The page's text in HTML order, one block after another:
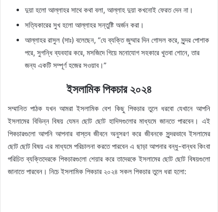
দুয়া হলো আল্লাহর সাথে কথা বলা, আল্লাহ দুয়া কখনোই ফেরত দেন না।
সত্যিকারের সুখ হলো আল্লাহর সন্তুষ্টি অর্জন করা।
আল্লাহর রাসুল (সাঃ) বলেছেন, “যে ব্যক্তি জুম্মার দিন গোসল করে, সুন্দর পোশাক
পরে, সুগন্ধি ব্যবহার করে, মসজিদে গিয়ে মনোযোগ সহকারে খুতবা শোনে, তার
জন্য একটি সম্পূর্ণ হজের সওয়াব।”
ইসলামিক পিকচার ২০২৪
সম্মানিত পাঠক যখন আমরা ইসলামিক বেশ কিছু পিকচার তুলে ধরবো যেখানে আপনি
ইসলামের বিভিন্ন বিষয় যেমন ছোট ছোট হাদিসগুলোর মাধ্যমে জানতে পারবেন। এই
পিকচারগুলো আপনি আপনার বাস্তব জীবনে অনুসরণ করে জীবনকে সুন্দরভাবে ইসলামের
ছোট ছোট বিষয় এর মাধ্যমে পরিচালনা করতে পারবেন এ ছাড়া আপনার বন্ধু-বান্ধব কিংবা
পরিচিত ব্যক্তিদেরকে পিকচারগুলো শেয়ার করে তাদেরকে ইসলামের ছোট ছোট বিষয়গুলো
জানাতে পারবেন। নিচে ইসলামিক পিকচার ২০২৪ সকল পিকচার তুলে ধরা হলো: